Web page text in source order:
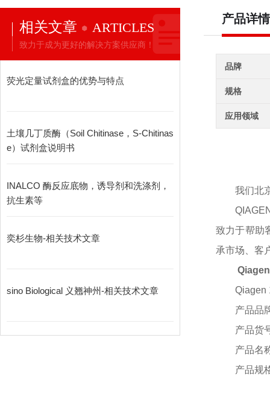
相关文章 ARTICLES
致力于成为更好的解决方案供应商！
荧光定量试剂盒的优势与特点
土壤几丁质酶（Soil Chitinase，S-Chitinas
e）试剂盒说明书
INALCO 酶反应底物，诱导剂和洗涤剂，
抗生素等
奕杉生物-相关技术文章
sino Biological 义翘神州-相关技术文章
产品详情
品牌
规格
应用领域
我们北
致力于帮助
承市场、客
Qiagen
产品品
产品货
产品名
产品规